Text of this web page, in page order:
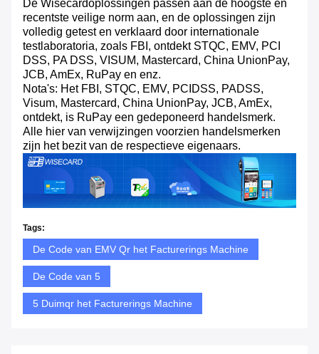
De Wisecardoplossingen passen aan de hoogste en
recentste veilige norm aan, en de oplossingen zijn
volledig getest en verklaard door internationale
testlaboratoria, zoals FBI, ontdekt STQC, EMV, PCI
DSS, PA DSS, VISUM, Mastercard, China UnionPay,
JCB, AmEx, RuPay en enz.
Nota's: Het FBI, STQC, EMV, PCIDSS, PADSS,
Visum, Mastercard, China UnionPay, JCB, AmEx,
ontdekt, is RuPay een gedeponeerd handelsmerk.
Alle hier van verwijzingen voorzien handelsmerken
zijn het bezit van de respectieve eigenaars.
Tags:
De Code van EMV Qr het Facturerings Machine
De Code van 5
5 Duimqr het Facturerings Machine